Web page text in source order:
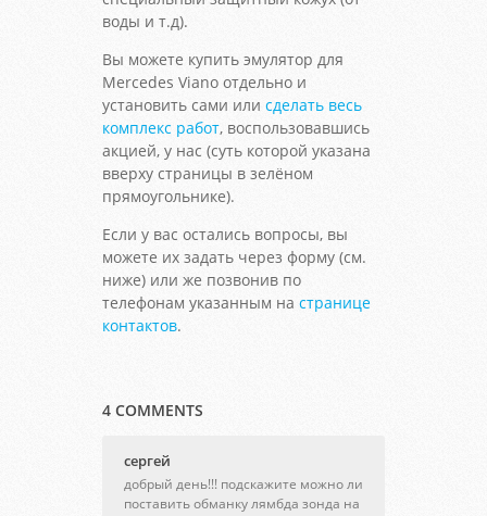
воды и т.д).
Вы можете купить эмулятор для
Mercedes Viano отдельно и
установить сами или сделать весь
комплекс работ, воспользовавшись
акцией, у нас (суть которой указана
вверху страницы в зелёном
прямоугольнике).
Если у вас остались вопросы, вы
можете их задать через форму (см.
ниже) или же позвонив по
телефонам указанным на странице
контактов.
4 COMMENTS
сергей
добрый день!!! подскажите можно ли
поставить обманку лямбда зонда на